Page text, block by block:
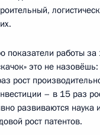
показатели работы за
это не
рост
– в 15 раз
развиваются наука
рост патентов.